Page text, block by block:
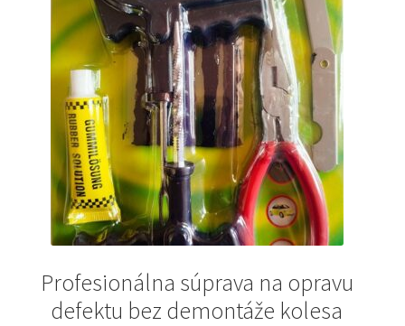
Profesionálna súprava na opravu
defektu bez demontáže kolesa